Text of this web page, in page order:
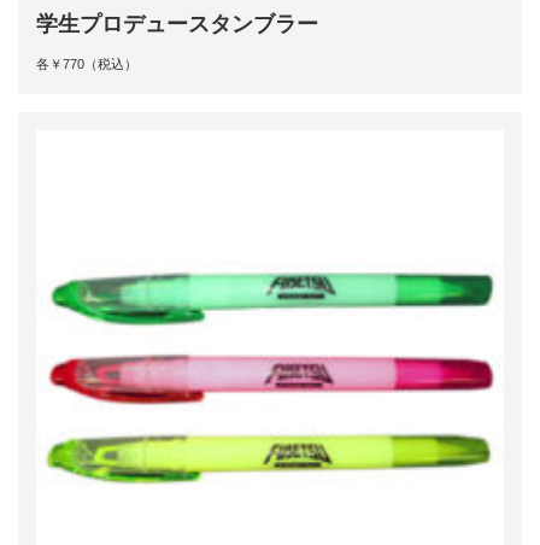
学生プロデュースタンブラー
各￥770（税込）